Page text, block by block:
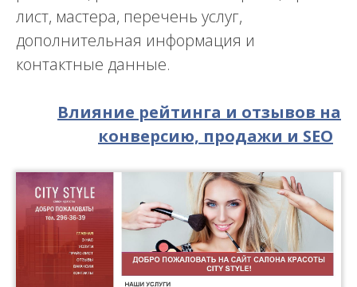
лист, мастера, перечень услуг,
дополнительная информация и
контактные данные.
Влияние рейтинга и отзывов на
конверсию, продажи и SEO